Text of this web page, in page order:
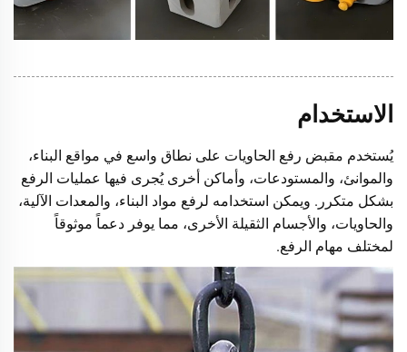
الاستخدام
يُستخدم مقبض رفع الحاويات على نطاق واسع في مواقع البناء،
والموانئ، والمستودعات، وأماكن أخرى يُجرى فيها عمليات الرفع
بشكل متكرر. ويمكن استخدامه لرفع مواد البناء، والمعدات الآلية،
والحاويات، والأجسام الثقيلة الأخرى، مما يوفر دعماً موثوقاً
لمختلف مهام الرفع.